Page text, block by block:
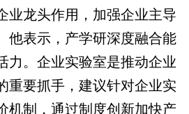
业龙头作用，加强企业主导
他表示，产学研深度融合能
力。企业实验室是推动企业
重要抓手，建议针对企业实
机制，通过制度创新加快产